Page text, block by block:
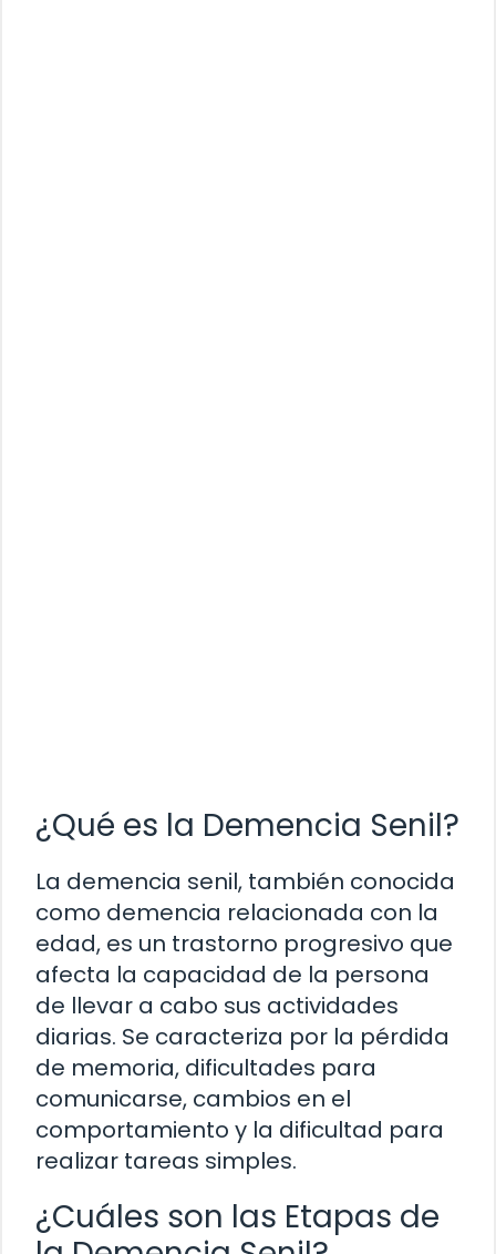
¿Qué es la Demencia Senil?
La demencia senil, también conocida
como demencia relacionada con la
edad, es un trastorno progresivo que
afecta la capacidad de la persona
de llevar a cabo sus actividades
diarias. Se caracteriza por la pérdida
de memoria, dificultades para
comunicarse, cambios en el
comportamiento y la dificultad para
realizar tareas simples.
¿Cuáles son las Etapas de